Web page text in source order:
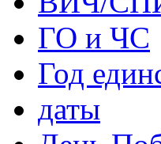
ГО и ЧС
Год
даты